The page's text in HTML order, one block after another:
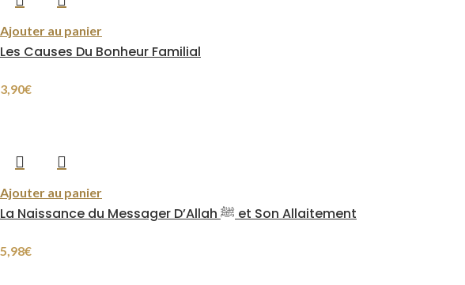
Ajouter au panier
Les Causes Du Bonheur Familial
3,90€
Ajouter au panier
La Naissance du Messager D’Allah ﷺ et Son Allaitement
5,98€